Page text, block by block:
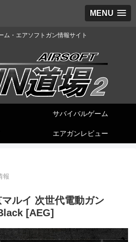
MENU
ム・エアソフトガン情報サイト
サバイバルゲーム
エアガンレビュー
報
ルイ 次世代電動ガン
[AEG]